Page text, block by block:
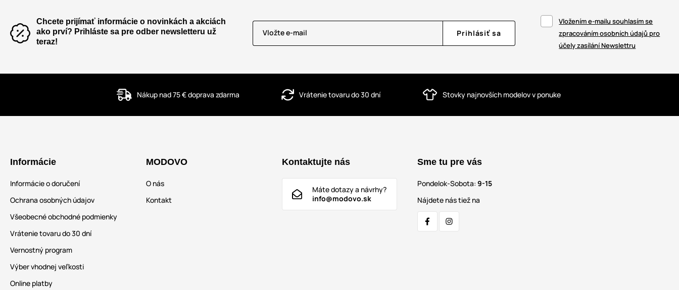
Chcete prijímať informácie o novinkách a akciách
ako prví? Prihláste sa pre odber newsletteru už
teraz!
Vložte e-mail Prihlásiť sa
Vložením e-mailu souhlasím se
zpracováním osobních údajů pro
účely zasílání Newslettru
Nákup nad 75 € doprava zdarma Vrátenie tovaru do 30 dní Stovky najnovších modelov v ponuke
Informácie
Informácie o doručení
Ochrana osobných údajov
Všeobecné obchodné podmienky
Vrátenie tovaru do 30 dní
Vernostný program
Výber vhodnej veľkosti
Online platby
MODOVO
O nás
Kontakt
Kontaktujte nás
Máte dotazy a návrhy?
info@modovo.sk
Sme tu pre vás
Pondelok-Sobota:9-15
Nájdete nás tiež na